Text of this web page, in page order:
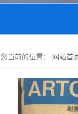
您当前的位置： 网站首